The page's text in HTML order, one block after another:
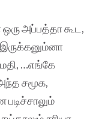
அப்பத்தா கூட,
இருக்கனும்னா
…எங்கே
சமூக,